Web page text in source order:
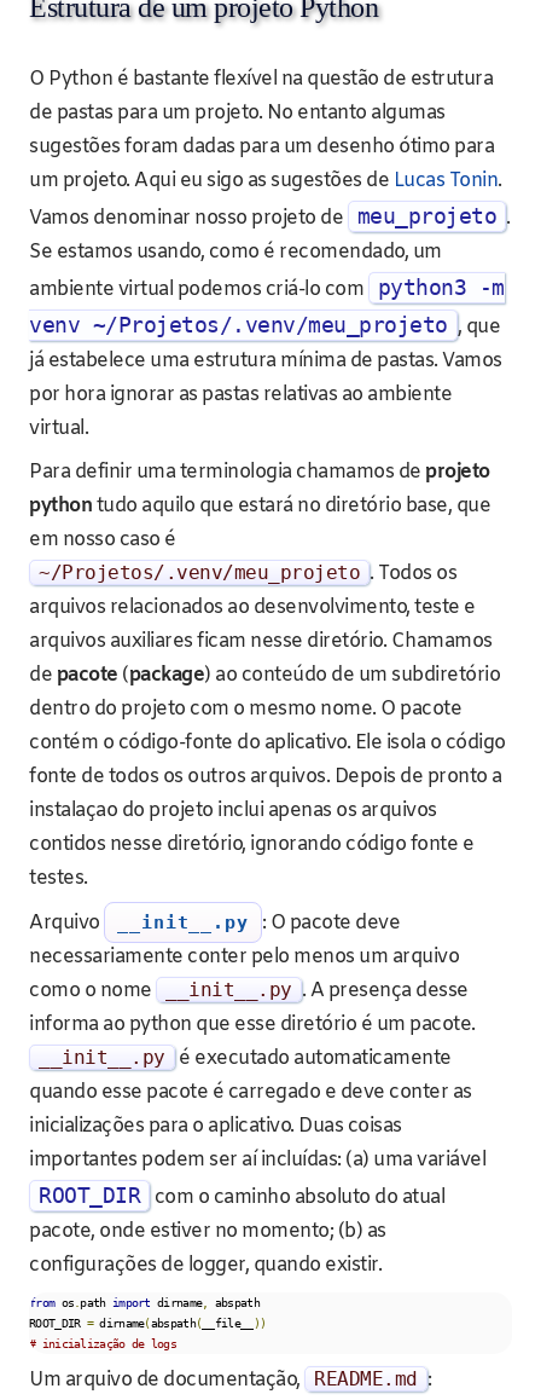
Estrutura de um projeto Python
O Python é bastante flexível na questão de estrutura
de pastas para um projeto. No entanto algumas
sugestões foram dadas para um desenho ótimo para
um projeto. Aqui eu sigo as sugestões de Lucas Tonin.
Vamos denominar nosso projeto de
meu_projeto .
Se estamos usando, como é recomendado, um
ambiente virtual podemos criá-lo com
python3 -m
venv ~/Projetos/.venv/meu_projeto , que
já estabelece uma estrutura mínima de pastas. Vamos
por hora ignorar as pastas relativas ao ambiente
virtual.
Para definir uma terminologia chamamos de projeto
pythontudo aquilo que estará no diretório base, que
em nosso caso é
~/Projetos/ . venv/meu_projeto . Todos os
arquivos relacionados ao desenvolvimento, teste e
arquivos auxiliares ficam nesse diretório. Chamamos
de pacote (package) ao conteúdo de um subdiretório
dentro do projeto com o mesmo nome. O pacote
contém o código-fonte do aplicativo. Ele isola o código
fonte de todos os outros arquivos. Depois de pronto a
instalaçao do projeto inclui apenas os arquivos
contidos nesse diretório, ignorando código fonte e
testes.
Arquivo
__init__.py
: O pacote deve
necessariamente conter pelo menos um arquivo
como o nome
__init__ . py . A presença desse
informa ao python que esse diretório é um pacote.
__init__ . py
é executado automaticamente
quando esse pacote é carregado e deve conter as
inicializações para o aplicativo. Duas coisas
importantes podem ser aí incluídas: (a) uma variável
ROOT_DIR
com o caminho absoluto do atual
pacote, onde estiver no momento; (b) as
configurações de logger, quando existir.
from os path import dirname,
abspath
ROOT_DIR = dirname(abspath( __file__
))
# inicialização de logs
Um arquivo de documentação, README. md
: